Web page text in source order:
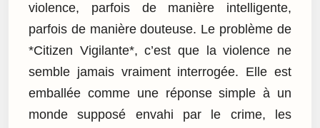
violence, parfois de manière intelligente,
parfois de manière douteuse. Le problème de
*Citizen Vigilante*, c’est que la violence ne
semble jamais vraiment interrogée. Elle est
emballée comme une réponse simple à un
monde supposé envahi par le crime, les